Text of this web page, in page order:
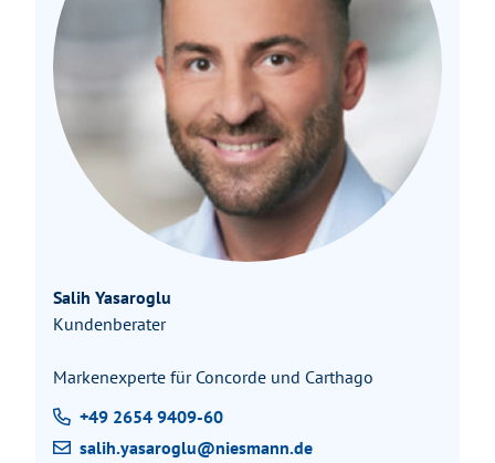
Salih Yasaroglu
Kundenberater
Markenexperte für Concorde und Carthago
+49 2654 9409-60
salih.yasaroglu@niesmann.de